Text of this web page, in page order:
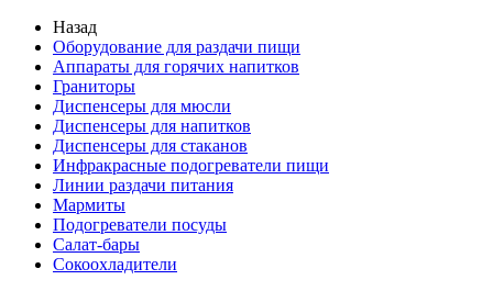
Назад
Оборудование для раздачи пищи
Аппараты для горячих напитков
Граниторы
Диспенсеры для мюсли
Диспенсеры для напитков
Диспенсеры для стаканов
Инфракрасные подогреватели пищи
Линии раздачи питания
Мармиты
Подогреватели посуды
Салат-бары
Сокоохладители